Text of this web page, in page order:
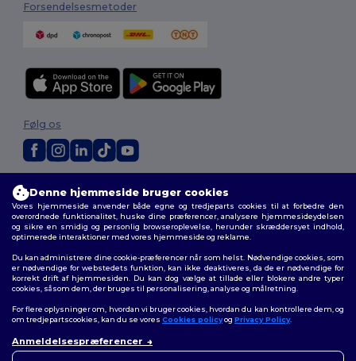
Forsendelsesmetoder
Vilkår og Betingelser
Tilpasset politik
cookies|Sitemap
Følg os
Denne hjemmeside bruger cookies
Vores hjemmeside anvender både egne og tredjeparts cookies til at forbedre den
overordnede funktionalitet, huske dine præferencer, analysere hjemmesideydelsen
og sikre en smidig og personlig browseroplevelse, herunder skræddersyet indhold,
optimerede interaktioner med vores hjemmeside og reklame.
Du kan administrere dine cookie-præferencer når som helst. Nødvendige cookies, som
er nødvendige for webstedets funktion, kan ikke deaktiveres, da de er nødvendige for
korrekt drift af hjemmesiden. Du kan dog vælge at tillade eller blokere andre typer
cookies, såsom dem, der bruges til personalisering, analyse og målretning.
For flere oplysninger om, hvordan vi bruger cookies, hvordan du kan kontrollere dem, og
om tredjepartscookies, kan du se vores Cookies policyog Privacy Policy.
Anmeldelsespræferencer